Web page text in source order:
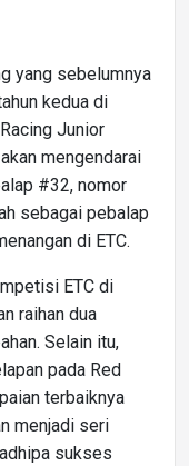
yang sebelumnya
kedua di
Junior
mengendarai
#32, nomor
sebagai pebalap
di ETC.
ETC di
raihan dua
Selain itu,
pada Red
terbaiknya
menjadi seri
sukses